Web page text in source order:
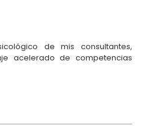
de mis consultantes,
acelerado de competencias